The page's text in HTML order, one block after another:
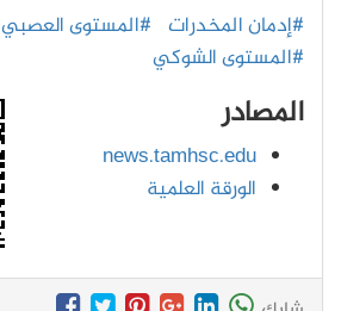
#إدمان المخدرات #المستوى العصبي
#المستوى الشوكي
المصادر
news.tamhsc.edu
الورقة العلمية